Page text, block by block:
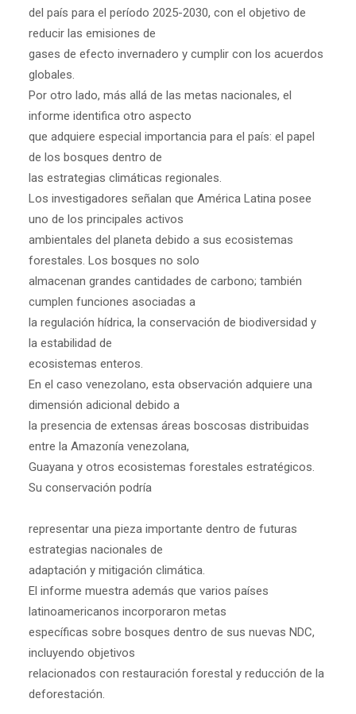
del país para el período 2025-2030, con el objetivo de
reducir las emisiones de
gases de efecto invernadero y cumplir con los acuerdos
globales.
Por otro lado, más allá de las metas nacionales, el
informe identifica otro aspecto
que adquiere especial importancia para el país: el papel
de los bosques dentro de
las estrategias climáticas regionales.
Los investigadores señalan que América Latina posee
uno de los principales activos
ambientales del planeta debido a sus ecosistemas
forestales. Los bosques no solo
almacenan grandes cantidades de carbono; también
cumplen funciones asociadas a
la regulación hídrica, la conservación de biodiversidad y
la estabilidad de
ecosistemas enteros.
En el caso venezolano, esta observación adquiere una
dimensión adicional debido a
la presencia de extensas áreas boscosas distribuidas
entre la Amazonía venezolana,
Guayana y otros ecosistemas forestales estratégicos.
Su conservación podría
representar una pieza importante dentro de futuras
estrategias nacionales de
adaptación y mitigación climática.
El informe muestra además que varios países
latinoamericanos incorporaron metas
específicas sobre bosques dentro de sus nuevas NDC,
incluyendo objetivos
relacionados con restauración forestal y reducción de la
deforestación.